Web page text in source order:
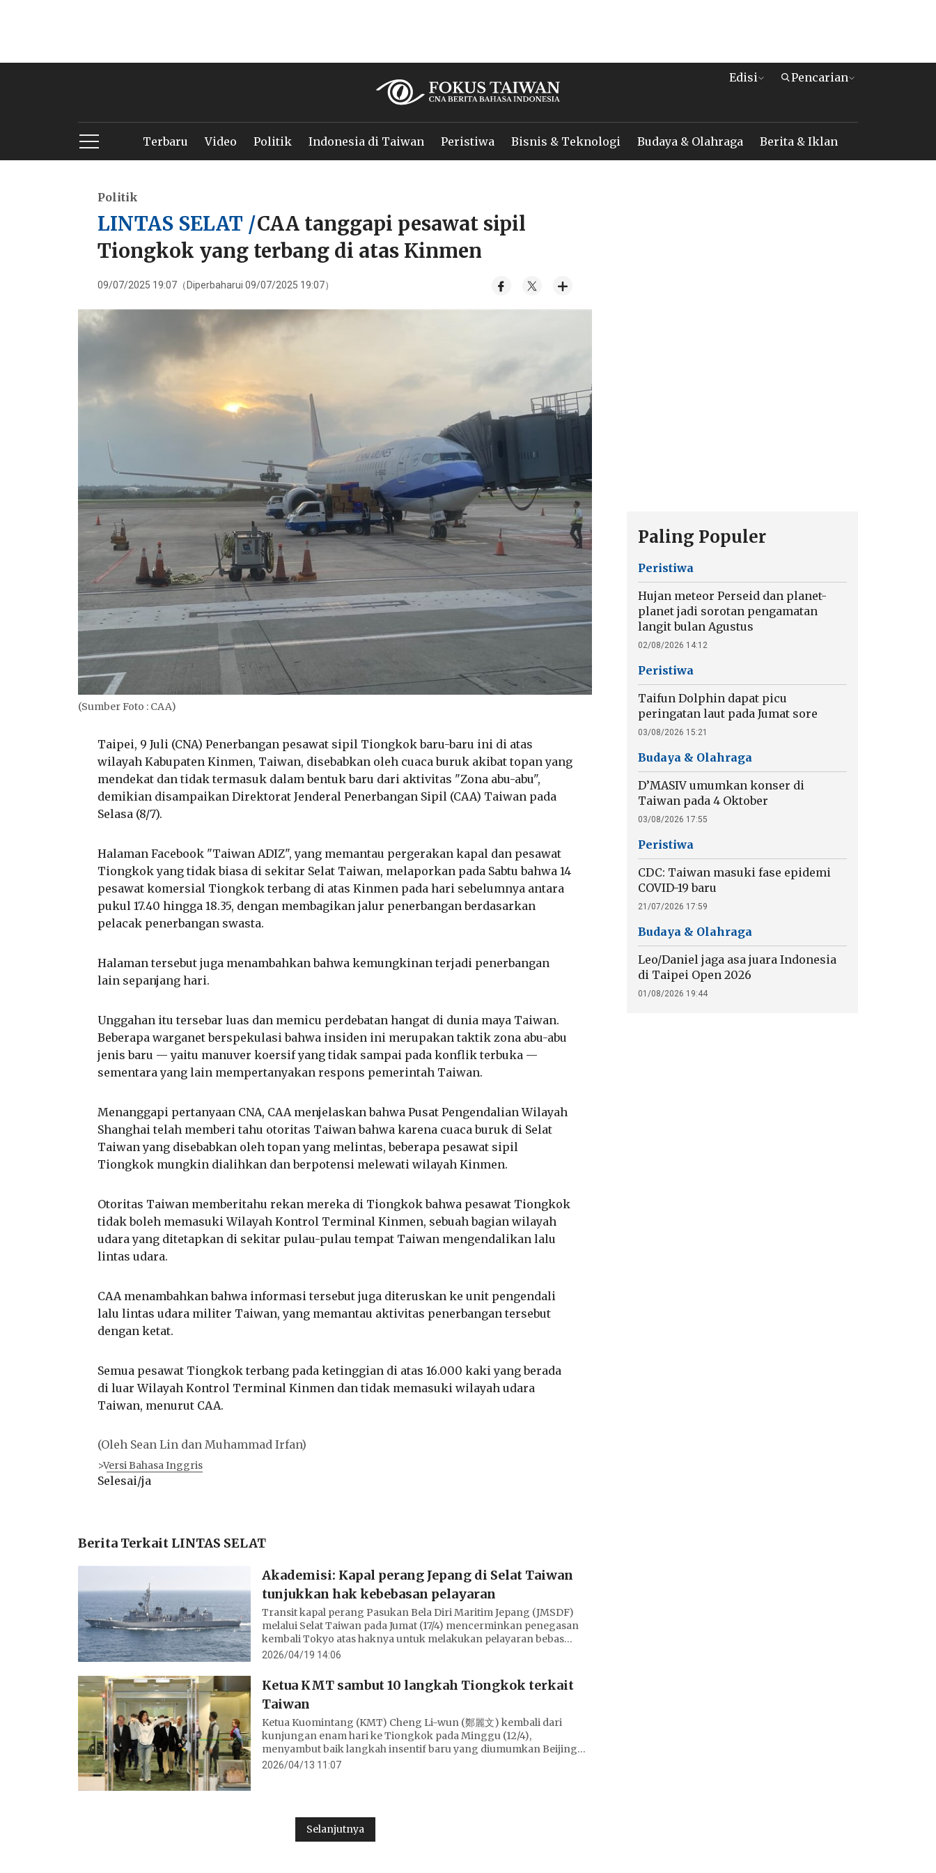
Edisi Pencarian
Terbaru Video Politik Indonesia di Taiwan Peristiwa Bisnis & Teknologi Budaya & Olahraga Berita & Iklan
Politik
LINTAS SELAT /CAA tanggapi pesawat sipil
Tiongkok yang terbang di atas Kinmen
09/07/2025 19:07（Diperbaharui 09/07/2025 19:07）
(Sumber Foto : CAA)
Taipei, 9 Juli (CNA) Penerbangan pesawat sipil Tiongkok baru-baru ini di atas
wilayah Kabupaten Kinmen, Taiwan, disebabkan oleh cuaca buruk akibat topan yang
mendekat dan tidak termasuk dalam bentuk baru dari aktivitas "Zona abu-abu",
demikian disampaikan Direktorat Jenderal Penerbangan Sipil (CAA) Taiwan pada
Selasa (8/7).
Halaman Facebook "Taiwan ADIZ", yang memantau pergerakan kapal dan pesawat
Tiongkok yang tidak biasa di sekitar Selat Taiwan, melaporkan pada Sabtu bahwa 14
pesawat komersial Tiongkok terbang di atas Kinmen pada hari sebelumnya antara
pukul 17.40 hingga 18.35, dengan membagikan jalur penerbangan berdasarkan
pelacak penerbangan swasta.
Halaman tersebut juga menambahkan bahwa kemungkinan terjadi penerbangan
lain sepanjang hari.
Unggahan itu tersebar luas dan memicu perdebatan hangat di dunia maya Taiwan.
Beberapa warganet berspekulasi bahwa insiden ini merupakan taktik zona abu-abu
jenis baru — yaitu manuver koersif yang tidak sampai pada konflik terbuka —
sementara yang lain mempertanyakan respons pemerintah Taiwan.
Menanggapi pertanyaan CNA, CAA menjelaskan bahwa Pusat Pengendalian Wilayah
Shanghai telah memberi tahu otoritas Taiwan bahwa karena cuaca buruk di Selat
Taiwan yang disebabkan oleh topan yang melintas, beberapa pesawat sipil
Tiongkok mungkin dialihkan dan berpotensi melewati wilayah Kinmen.
Otoritas Taiwan memberitahu rekan mereka di Tiongkok bahwa pesawat Tiongkok
tidak boleh memasuki Wilayah Kontrol Terminal Kinmen, sebuah bagian wilayah
udara yang ditetapkan di sekitar pulau-pulau tempat Taiwan mengendalikan lalu
lintas udara.
CAA menambahkan bahwa informasi tersebut juga diteruskan ke unit pengendali
lalu lintas udara militer Taiwan, yang memantau aktivitas penerbangan tersebut
dengan ketat.
Semua pesawat Tiongkok terbang pada ketinggian di atas 16.000 kaki yang berada
di luar Wilayah Kontrol Terminal Kinmen dan tidak memasuki wilayah udara
Taiwan, menurut CAA.
(Oleh Sean Lin dan Muhammad Irfan)
>Versi Bahasa Inggris
Selesai/ja
Berita Terkait LINTAS SELAT
Akademisi: Kapal perang Jepang di Selat Taiwan
tunjukkan hak kebebasan pelayaran
Transit kapal perang Pasukan Bela Diri Maritim Jepang (JMSDF)
melalui Selat Taiwan pada Jumat (17/4) mencerminkan penegasan
kembali Tokyo atas haknya untuk melakukan pelayaran bebas
melalui jalur perairan internasional, menurut seorang akademisi.
2026/04/19 14:06
Ketua KMT sambut 10 langkah Tiongkok terkait
Taiwan
Ketua Kuomintang (KMT) Cheng Li-wun (鄭麗文) kembali dari
kunjungan enam hari ke Tiongkok pada Minggu (12/4),
menyambut baik langkah insentif baru yang diumumkan Beijing
untuk Taiwan, sementara tokoh partai dan perwakilan pariwisata
2026/04/13 11:07
Selanjutnya
Paling Populer
Peristiwa
Hujan meteor Perseid dan planet-
planet jadi sorotan pengamatan
langit bulan Agustus
02/08/2026 14:12
Peristiwa
Taifun Dolphin dapat picu
peringatan laut pada Jumat sore
03/08/2026 15:21
Budaya & Olahraga
D’MASIV umumkan konser di
Taiwan pada 4 Oktober
03/08/2026 17:55
Peristiwa
CDC: Taiwan masuki fase epidemi
COVID-19 baru
21/07/2026 17:59
Budaya & Olahraga
Leo/Daniel jaga asa juara Indonesia
di Taipei Open 2026
01/08/2026 19:44